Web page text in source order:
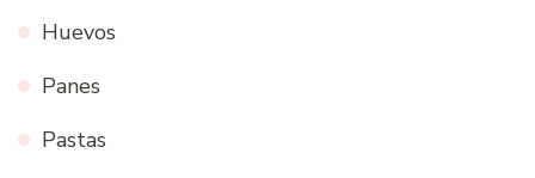
Huevos
Panes
Pastas